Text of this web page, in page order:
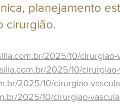
planejamento
cirurgião.
2025/10/cirurgiao-
2025/10/
2025/10/cirurgiao-
2025/10/cirurgiao-